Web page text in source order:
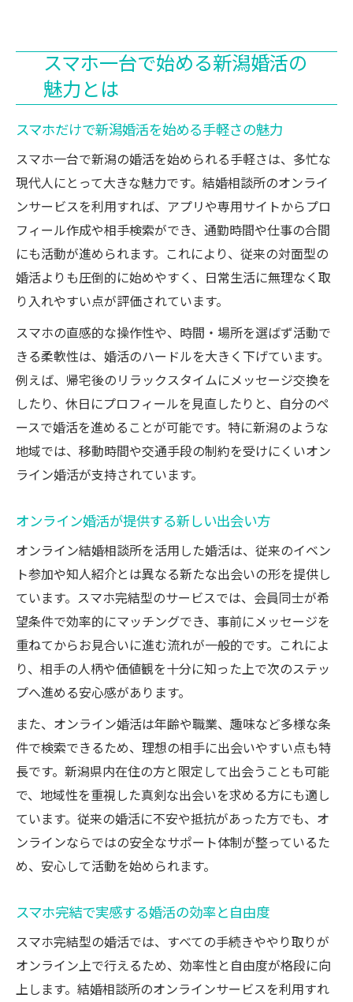
スマホ一台で始める新潟婚活の
魅力とは
スマホだけで新潟婚活を始める手軽さの魅力
スマホ一台で新潟の婚活を始められる手軽さは、多忙な
現代人にとって大きな魅力です。結婚相談所のオンライ
ンサービスを利用すれば、アプリや専用サイトからプロ
フィール作成や相手検索ができ、通勤時間や仕事の合間
にも活動が進められます。これにより、従来の対面型の
婚活よりも圧倒的に始めやすく、日常生活に無理なく取
り入れやすい点が評価されています。
スマホの直感的な操作性や、時間・場所を選ばず活動で
きる柔軟性は、婚活のハードルを大きく下げています。
例えば、帰宅後のリラックスタイムにメッセージ交換を
したり、休日にプロフィールを見直したりと、自分のペ
ースで婚活を進めることが可能です。特に新潟のような
地域では、移動時間や交通手段の制約を受けにくいオン
ライン婚活が支持されています。
オンライン婚活が提供する新しい出会い方
オンライン結婚相談所を活用した婚活は、従来のイベン
ト参加や知人紹介とは異なる新たな出会いの形を提供し
ています。スマホ完結型のサービスでは、会員同士が希
望条件で効率的にマッチングでき、事前にメッセージを
重ねてからお見合いに進む流れが一般的です。これによ
り、相手の人柄や価値観を十分に知った上で次のステッ
プへ進める安心感があります。
また、オンライン婚活は年齢や職業、趣味など多様な条
件で検索できるため、理想の相手に出会いやすい点も特
長です。新潟県内在住の方と限定して出会うことも可能
で、地域性を重視した真剣な出会いを求める方にも適し
ています。従来の婚活に不安や抵抗があった方でも、オ
ンラインならではの安全なサポート体制が整っているた
め、安心して活動を始められます。
スマホ完結で実感する婚活の効率と自由度
スマホ完結型の婚活では、すべての手続きややり取りが
オンライン上で行えるため、効率性と自由度が格段に向
上します。結婚相談所のオンラインサービスを利用すれ